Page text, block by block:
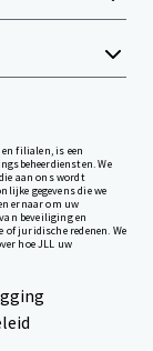
filialen, is een
We
aan ons wordt
gegevens die we
ernaar om uw
beveiliging en
of juridische redenen. We
hoe JLL uw